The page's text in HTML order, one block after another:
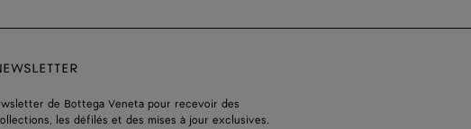
de Bottega Veneta pour recevoir des
les défilés et des mises à jour exclusives.